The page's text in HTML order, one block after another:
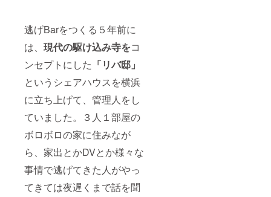
逃げBarをつくる５年前に
は、 現代の駆け込み寺をコ
ンセプトにした 「リバ邸」
というシェアハウスを横浜
に立ち上げて、管理人をし
ていました。３人１部屋の
ボロボロの家に住みなが
ら、家出とかDVとか様々な
事情で逃げてきた人がやっ
てきては夜遅くまで話を聞